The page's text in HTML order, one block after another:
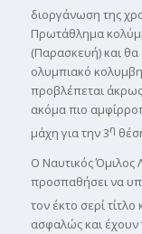
διοργάνωση της
Πρωτάθλημα
(Παρασκευή) και θα
ολυμπιακό
προβλέπεται
ακόμα πιο
μάχη για την 3η
Ο Ναυτικός
προσπαθήσει να
τον έκτο σερί τίτλο
ασφαλώς και έχουν